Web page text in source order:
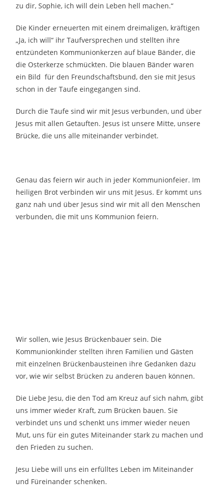
zu dir, Sophie, ich will dein Leben hell machen.“
Die Kinder erneuerten mit einem dreimaligen, kräftigen
„Ja, ich will“ ihr Taufversprechen und stellten ihre
entzündeten Kommunionkerzen auf blaue Bänder, die
die Osterkerze schmückten. Die blauen Bänder waren
ein Bild für den Freundschaftsbund, den sie mit Jesus
schon in der Taufe eingegangen sind.
Durch die Taufe sind wir mit Jesus verbunden, und über
Jesus mit allen Getauften. Jesus ist unsere Mitte, unsere
Brücke, die uns alle miteinander verbindet.
Genau das feiern wir auch in jeder Kommunionfeier. Im
heiligen Brot verbinden wir uns mit Jesus. Er kommt uns
ganz nah und über Jesus sind wir mit all den Menschen
verbunden, die mit uns Kommunion feiern.
Wir sollen, wie Jesus Brückenbauer sein. Die
Kommunionkinder stellten ihren Familien und Gästen
mit einzelnen Brückenbausteinen ihre Gedanken dazu
vor, wie wir selbst Brücken zu anderen bauen können.
Die Liebe Jesu, die den Tod am Kreuz auf sich nahm, gibt
uns immer wieder Kraft, zum Brücken bauen. Sie
verbindet uns und schenkt uns immer wieder neuen
Mut, uns für ein gutes Miteinander stark zu machen und
den Frieden zu suchen.
Jesu Liebe will uns ein erfülltes Leben im Miteinander
und Füreinander schenken.